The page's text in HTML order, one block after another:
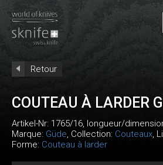
Retour
COUTEAU À LARDER
Artikel-Nr: 1765/16, longueur/
Marque: Güde, Collection: Couteaux,
Forme: Couteau à larder